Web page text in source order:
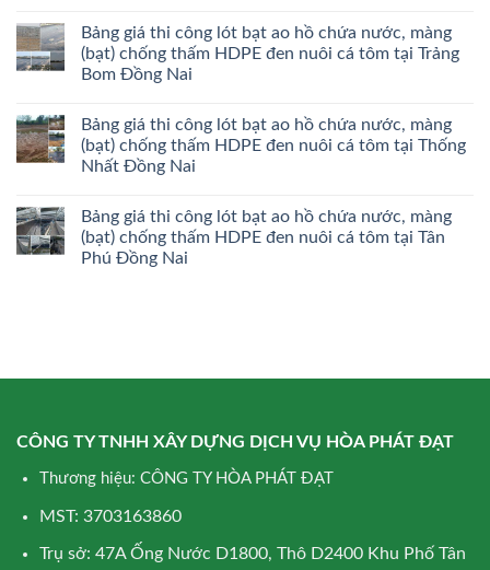
Bảng giá thi công lót bạt ao hồ chứa nước, màng
(bạt) chống thấm HDPE đen nuôi cá tôm tại Trảng
Bom Đồng Nai
Bảng giá thi công lót bạt ao hồ chứa nước, màng
(bạt) chống thấm HDPE đen nuôi cá tôm tại Thống
Nhất Đồng Nai
Bảng giá thi công lót bạt ao hồ chứa nước, màng
(bạt) chống thấm HDPE đen nuôi cá tôm tại Tân
Phú Đồng Nai
CÔNG TY TNHH XÂY DỰNG DỊCH VỤ HÒA PHÁT ĐẠT
Thương hiệu: CÔNG TY HÒA PHÁT ĐẠT
MST: 3703163860
Trụ sở: 47A Ống Nước D1800, Thô D2400 Khu Phố Tân